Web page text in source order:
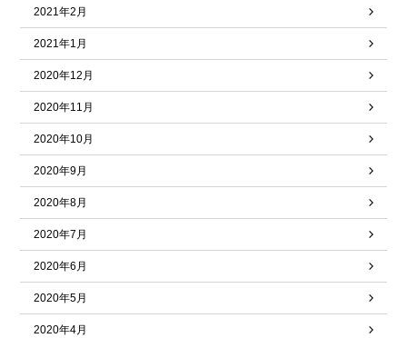
2021年2月
2021年1月
2020年12月
2020年11月
2020年10月
2020年9月
2020年8月
2020年7月
2020年6月
2020年5月
2020年4月